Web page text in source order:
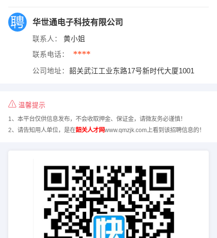
华世通电子科技有限公司
联系人： 黄小姐
联系电话： ****
公司地址： 韶关武江工业东路17号新时代大厦1001
温馨提示
1、本平台仅供信息发布，不会收取押金、保证金，请微友务必谨慎！
2、请告知用人单位，是在韶关人才网www.qmzjk.com上看到该招聘信息的！